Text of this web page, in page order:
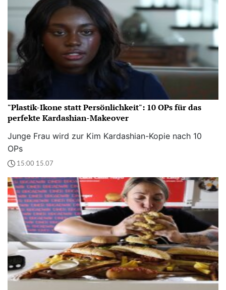
"Plastik-Ikone statt Persönlichkeit": 10 OPs für das
perfekte Kardashian-Makeover
Junge Frau wird zur Kim Kardashian-Kopie nach 10
OPs
15:00 15.07